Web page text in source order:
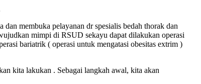
membuka pelayanan dr spesialis bedah thorak dan
mimpi di RSUD sekayu dapat dilakukan operasi
bariatrik ( operasi untuk mengatasi obesitas extrim )
kita lakukan . Sebagai langkah awal, kita akan